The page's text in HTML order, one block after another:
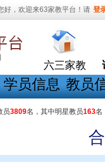
好，欢迎来63家教平台！请 登
六三家教
学员信息 教员
员3809名，其中明星教员163名